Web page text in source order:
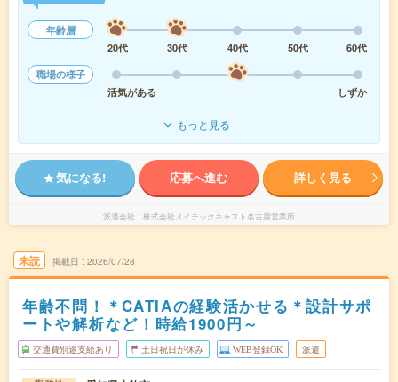
年齢層
20代
30代 40代 50代
60代
職場の様子
活気がある
しずか
もっと見る
気になる! 応募へ進む 詳しく見る
派遣会社 株式会社メイテックキャスト名古屋営業所
未読 掲載日 2026/07/28
年齢不問！＊CATIAの経験活かせる＊設計サポ
ートや解析など！時給1900円～
交通費別途支給あり 土日祝日が休み WEB登録OK 派遣